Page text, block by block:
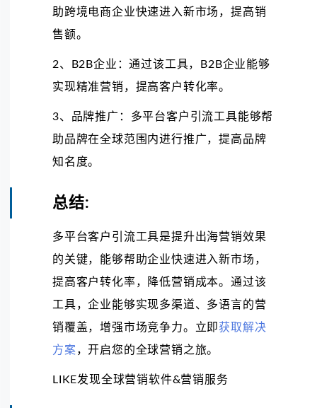
助跨境电商企业快速进入新市场，提高销
售额。
2、B2B企业：通过该工具，B2B企业能够
实现精准营销，提高客户转化率。
3、品牌推广：多平台客户引流工具能够帮
助品牌在全球范围内进行推广，提高品牌
知名度。
总结:
多平台客户引流工具是提升出海营销效果
的关键，能够帮助企业快速进入新市场，
提高客户转化率，降低营销成本。通过该
工具，企业能够实现多渠道、多语言的营
销覆盖，增强市场竞争力。立即获取解决
方案，开启您的全球营销之旅。
LIKE发现全球营销软件&营销服务